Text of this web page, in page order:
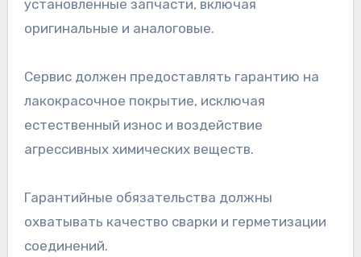
установленные запчасти, включая
оригинальные и аналоговые.
Сервис должен предоставлять гарантию на
лакокрасочное покрытие, исключая
естественный износ и воздействие
агрессивных химических веществ.
Гарантийные обязательства должны
охватывать качество сварки и герметизации
соединений.